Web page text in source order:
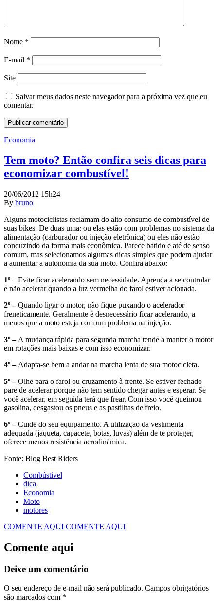
Nome *
E-mail *
Site
Salvar meus dados neste navegador para a próxima vez que eu
comentar.
Economia
Tem moto? Então confira seis dicas para
economizar combustível!
20/06/2012 15h24
By bruno
Alguns motociclistas reclamam do alto consumo de combustível de
suas bikes. De duas uma: ou elas estão com problemas no sistema da
alimentação (carburador ou injeção eletrônica) ou eles não estão
conduzindo da forma mais econômica. Parece batido e até de senso
comum, mas selecionamos algumas dicas simples que podem ajudar
a aumentar a autonomia da sua moto. Confira abaixo:
1º –Evite ficar acelerando sem necessidade. Aprenda a se controlar
e não acelerar quando a luz vermelha do farol estiver acionada.
2º –Quando ligar o motor, não fique puxando o acelerador
freneticamente. Geralmente é desnecessário ficar acelerando, a
menos que a moto esteja com um problema na injeção.
3º –A mudança rápida para segunda marcha tende a manter o motor
em rotações mais baixas e com isso economizar.
4º –Adapta-se bem a andar na marcha lenta de sua motocicleta.
5º –Olhe para o farol ou cruzamento à frente. Se estiver fechado
pare de acelerar porque não tem sentido chegar antes e esperar. Se
você acelerar, em seguida terá que frear. Com isso você queimou
gasolina, desgastou os pneus e as pastilhas de freio.
6º –Cuide do seu equipamento. A utilização da vestimenta
adequada (jaqueta, capacete, botas, luvas) além de te proteger,
oferece menos resistência aerodinâmica.
Fonte: Blog Best Riders
Combústivel
dica
Economia
Moto
motores
COMENTE AQUI COMENTE AQUI
Comente aqui
Deixe um comentário
O seu endereço de e-mail não será publicado. Campos obrigatórios
são marcados com *